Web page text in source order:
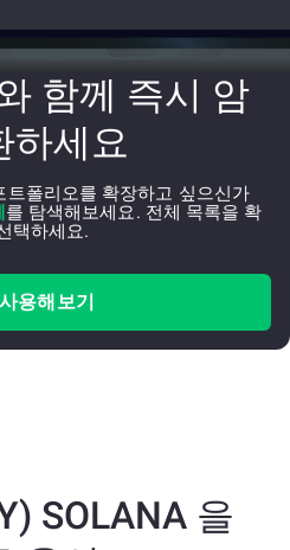
함께 즉시 암
하세요
폴리오를 확장하고 싶으신가
를 탐색해보세요. 전체 목록을 확
택하세요.
용해보기
SOLANA 을